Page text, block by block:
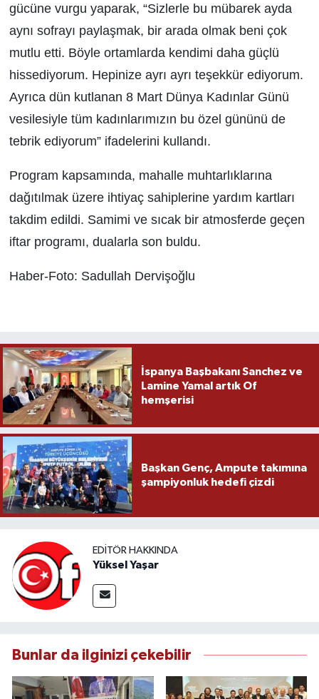
gücüne vurgu yaparak, “Sizlerle bu mübarek ayda
aynı sofrayı paylaşmak, bir arada olmak beni çok
mutlu etti. Böyle ortamlarda kendimi daha güçlü
hissediyorum. Hepinize ayrı ayrı teşekkür ediyorum.
Ayrıca dün kutlanan 8 Mart Dünya Kadınlar Günü
vesilesiyle tüm kadınlarımızın bu özel gününü de
tebrik ediyorum” ifadelerini kullandı.
Program kapsamında, mahalle muhtarlıklarına
dağıtılmak üzere ihtiyaç sahiplerine yardım kartları
takdim edildi. Samimi ve sıcak bir atmosferde geçen
iftar programı, dualarla son buldu.
Haber-Foto: Sadullah Dervişoğlu
İspanya Başbakanı Sanchez ve
Lamine Yamal artık Of
hemşerisi
Başkan Genç, Ampute takımına
şampiyonluk hedefi çizdi
EDITÖR HAKKINDA
Yüksel Yaşar
Bunlar da ilginizi çekebilir